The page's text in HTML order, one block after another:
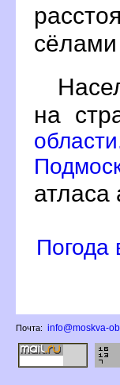
сёлами
на
атласа
Погода
Почта: info@moskva-